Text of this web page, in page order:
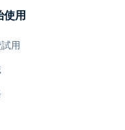
使用
用